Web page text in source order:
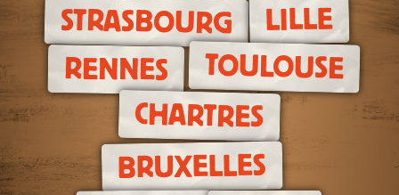
STRASBOURG LILLE
RENNES TOULOUSE
CHARTRES
BRUXELLES